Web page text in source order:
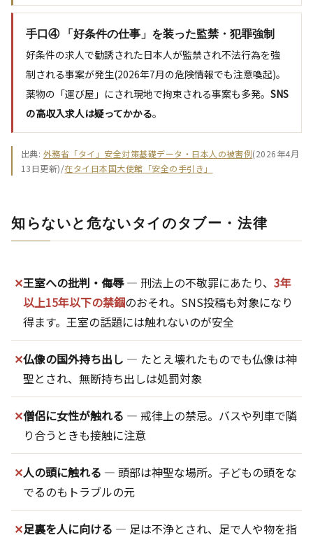
手口④ 「好条件の仕事」を装った監禁・犯罪強制
好条件の求人で勧誘された日本人が監禁され不法行為を強
制される事案が発生(2026年7月の危険情報でも注意喚起)。
薬物の「運び屋」にされ現地で拘束される事案も多発。 SNS
の高収入求人は疑ってかかる。
出典: 外務省「タイ」安全対策基礎データ・日本人の被害例(2026年4月
13日更新)/在タイ日本国大使館「安全の手引き」
知らないと危ないタイのタブー・法律
✕王室への批判・侮辱― 刑法上の不敬罪にあたり、 3年
以上15年以下の禁錮のおそれ。SNS投稿も対象になり
得ます。王室の話題には触れないのが安全
✕仏像の国外持ち出し ― たとえ壊れたものでも仏像は神
聖とされ、無断持ち出しは処罰対象
✕僧侶に女性が触れる ― 戒律上の禁忌。バスや列車で隣
り合うときも接触に注意
✕人の頭に触れる ― 頭部は神聖な場所。子どもの頭をな
でるのもトラブルの元
✕足裏を人に向ける ― 足は不浄とされ、足で人や物を指